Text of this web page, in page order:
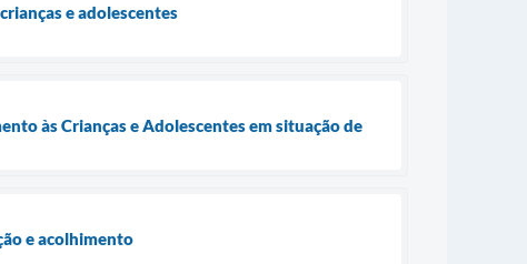
e adolescentes
às Crianças e Adolescentes em situação de
e acolhimento